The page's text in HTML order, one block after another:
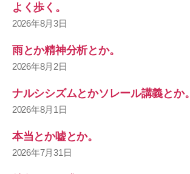
よく歩く。
2026年8月3日
雨とか精神分析とか。
2026年8月2日
ナルシシズムとかソレール講義とか。
2026年8月1日
本当とか嘘とか。
2026年7月31日